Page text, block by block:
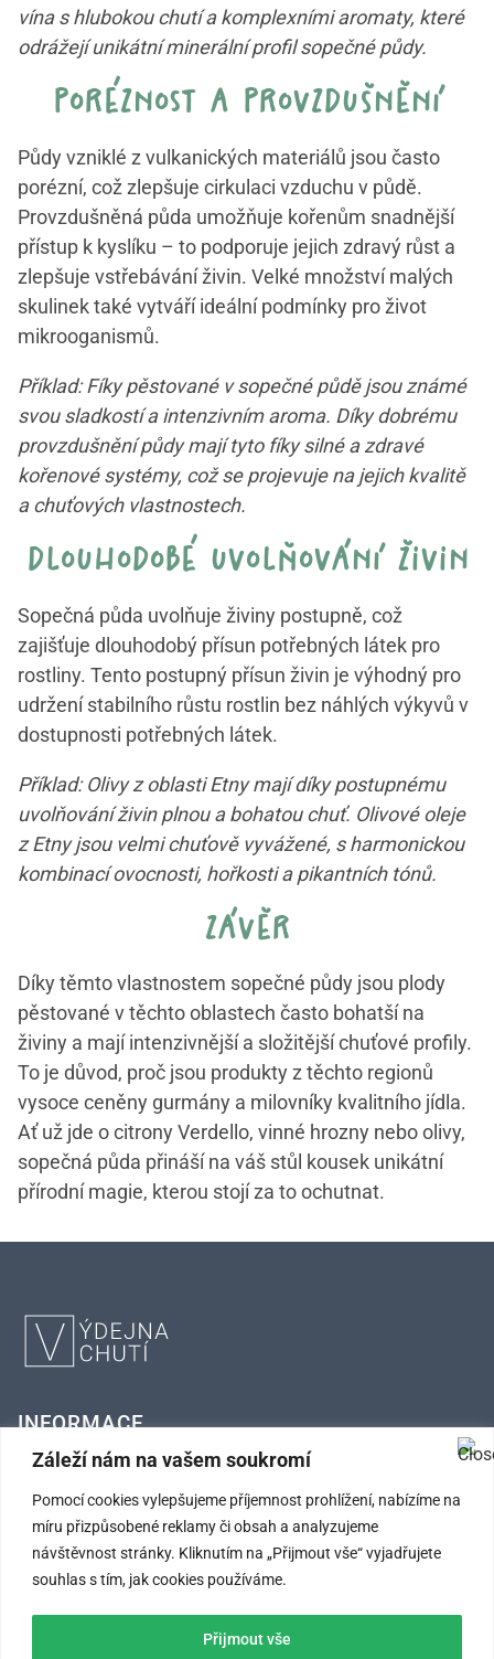
Záleží nám na vašem soukromí
Pomocí cookies vylepšujeme příjemnost prohlížení, nabízíme na
míru přizpůsobené reklamy či obsah a analyzujeme
návštěvnost stránky. Kliknutím na „Přijmout vše“ vyjadřujete
souhlas s tím, jak cookies používáme.
Přijmout vše
vína s hlubokou chutí a komplexními aromaty, které
odrážejí unikátní minerální profil sopečné půdy.
poréznost a provzdušnění
Půdy vzniklé z vulkanických materiálů jsou často
porézní, což zlepšuje cirkulaci vzduchu v půdě.
Provzdušněná půda umožňuje kořenům snadnější
přístup k kyslíku – to podporuje jejich zdravý růst a
zlepšuje vstřebávání živin. Velké množství malých
skulinek také vytváří ideální podmínky pro život
mikrooganismů.
Příklad: Fíky pěstované v sopečné půdě jsou známé
svou sladkostí a intenzivním aroma. Díky dobrému
provzdušnění půdy mají tyto fíky silné a zdravé
kořenové systémy, což se projevuje na jejich kvalitě
a chuťových vlastnostech.
dlouhodobé uvolňování živin
Sopečná půda uvolňuje živiny postupně, což
zajišťuje dlouhodobý přísun potřebných látek pro
rostliny. Tento postupný přísun živin je výhodný pro
udržení stabilního růstu rostlin bez náhlých výkyvů v
dostupnosti potřebných látek.
Příklad: Olivy z oblasti Etny mají díky postupnému
uvolňování živin plnou a bohatou chuť. Olivové oleje
z Etny jsou velmi chuťově vyvážené, s harmonickou
kombinací ovocnosti, hořkosti a pikantních tónů.
závěr
Díky těmto vlastnostem sopečné půdy jsou plody
pěstované v těchto oblastech často bohatší na
živiny a mají intenzivnější a složitější chuťové profily.
To je důvod, proč jsou produkty z těchto regionů
vysoce ceněny gurmány a milovníky kvalitního jídla.
Ať už jde o citrony Verdello, vinné hrozny nebo olivy,
sopečná půda přináší na váš stůl kousek unikátní
přírodní magie, kterou stojí za to ochutnat.
INFORMACE
Kontaktní údaje
Obchodní podmínky
Ochrana osobních údajů